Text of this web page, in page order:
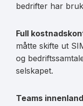
bedrifter har
Full
måtte skifte ut
og
selskapet.
Teams